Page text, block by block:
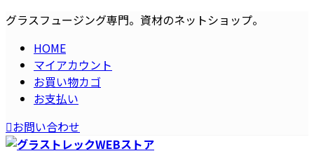
コ
ス
キ
ナ
ン
に
グラスフュージング専門。資材のネットショップ。
HOME
マイアカウント
お買い物カゴ
お支払い
お問い合わせ